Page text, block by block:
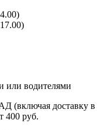
или водителями
(включая доставку в
400 руб.